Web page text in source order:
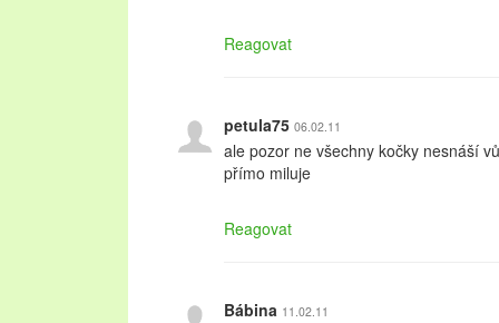
Reagovat
petula75 06.02.11
ale pozor ne všechny kočky nesnáší
přímo miluje
Reagovat
Bábina 11.02.11